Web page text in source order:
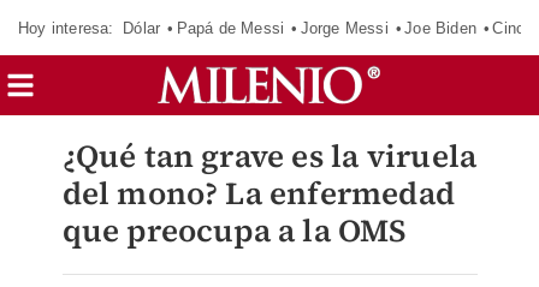
Hoy interesa: Dólar Papá de Messi Jorge Messi Joe Biden
¿Qué tan grave es la viruela
del mono? La enfermedad
que preocupa a la OMS